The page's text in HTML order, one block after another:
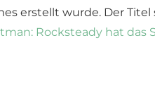
erstellt wurde. Der
Rocksteady hat